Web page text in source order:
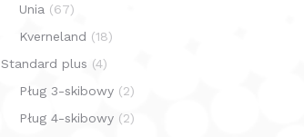
Unia (67)
Kverneland (18)
Standard plus (4)
Pług 3-skibowy (2)
Pług 4-skibowy (2)